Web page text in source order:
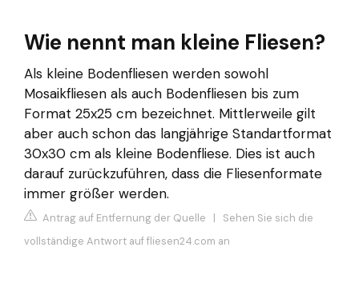
Wie nennt man kleine Fliesen?
Als kleine Bodenfliesen werden sowohl
Mosaikfliesen als auch Bodenfliesen bis zum
Format 25x25 cm bezeichnet. Mittlerweile gilt
aber auch schon das langjährige Standartformat
30x30 cm als kleine Bodenfliese. Dies ist auch
darauf zurückzuführen, dass die Fliesenformate
immer größer werden.
Antrag auf Entfernung der Quelle | Sehen Sie sich die
vollständige Antwort auf fliesen24.com an